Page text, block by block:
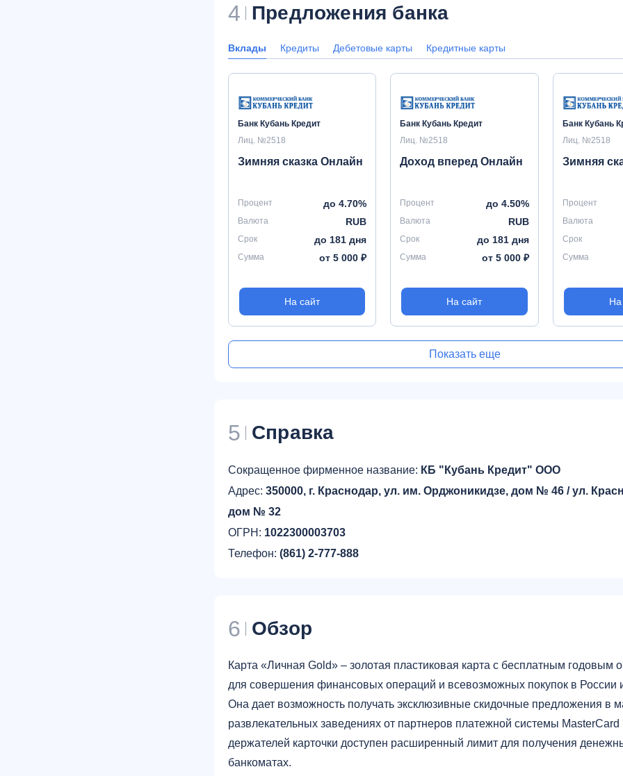
4 Предложения банка
Вклады Кредиты Дебетовые карты Кредитные карты
Банк Кубань Кредит
Лиц. №2518
Зимняя сказка Онлайн
Процент до 4.70%
Валюта RUB
Срок до 181 дня
Сумма от 5 000 ₽
На сайт
Банк Кубань Кредит
Лиц. №2518
Доход вперед Онлайн
Процент до 4.50%
Валюта RUB
Срок до 181 дня
Сумма от 5 000 ₽
На сайт
Банк Кубань
Лиц. №2518
Зимняя
Процент
Валюта
Срок
Сумма
На
Показать еще
5 Справка
Сокращенное фирменное название: КБ "Кубань Кредит" ООО
Адрес: 350000, г. Краснодар, ул. им. Орджоникидзе, дом № 46 / ул.
дом № 32
ОГРН: 1022300003703
Телефон: (861) 2-777-888
6 Обзор
Карта «Личная Gold» – золотая пластиковая карта с бесплатным годовым
для совершения финансовых операций и всевозможных покупок в России
Она дает возможность получать эксклюзивные скидочные предложения в
развлекательных заведениях от партнеров платежной системы
держателей карточки доступен расширенный лимит для получения
банкоматах.